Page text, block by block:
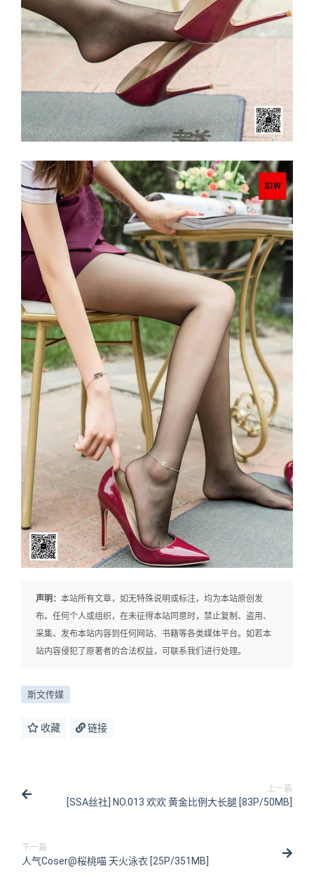
声明： 本站所有文章，如无特殊说明或标注，均为本站原创发
布。任何个人或组织，在未征得本站同意时，禁止复制、盗用、
采集、发布本站内容到任何网站、书籍等各类媒体平台。如若本
站内容侵犯了原著者的合法权益，可联系我们进行处理。
斯文传媒
收藏 链接
上一篇
[SSA丝社] NO.013 欢欢 黄金比例大长腿 [83P/50MB]
下一篇
人气Coser@桜桃喵 天火泳衣 [25P/351MB]